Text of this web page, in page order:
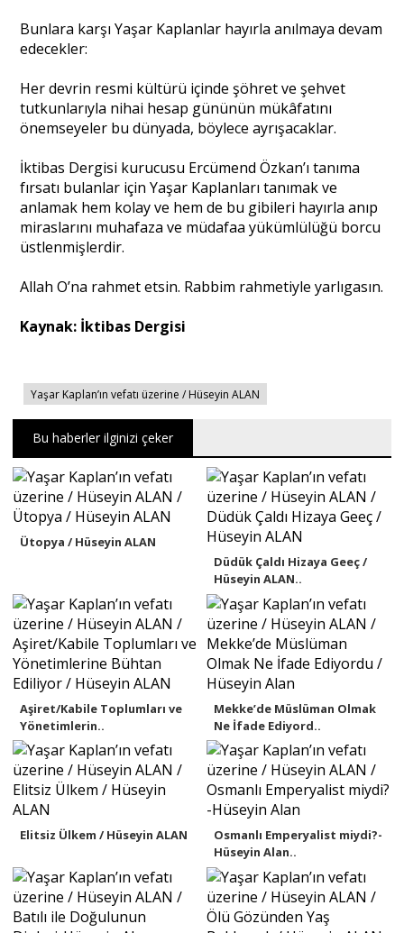
Bunlara karşı Yaşar Kaplanlar hayırla anılmaya devam
edecekler:
Her devrin resmi kültürü içinde şöhret ve şehvet
tutkunlarıyla nihai hesap gününün mükâfatını
önemseyeler bu dünyada, böylece ayrışacaklar.
İktibas Dergisi kurucusu Ercümend Özkan’ı tanıma
fırsatı bulanlar için Yaşar Kaplanları tanımak ve
anlamak hem kolay ve hem de bu gibileri hayırla anıp
miraslarını muhafaza ve müdafaa yükümlülüğü borcu
üstlenmişlerdir.
Allah O’na rahmet etsin. Rabbim rahmetiyle yarlıgasın.
Kaynak: İktibas Dergisi
Yaşar Kaplan’ın vefatı üzerine / Hüseyin ALAN
Bu haberler ilginizi çeker
Ütopya / Hüseyin ALAN
Düdük Çaldı Hizaya Geeç /
Hüseyin ALAN..
Aşiret/Kabile Toplumları ve
Yönetimlerin..
Mekke’de Müslüman Olmak
Ne İfade Ediyord..
Elitsiz Ülkem / Hüseyin ALAN
Osmanlı Emperyalist miydi?-
Hüseyin Alan..